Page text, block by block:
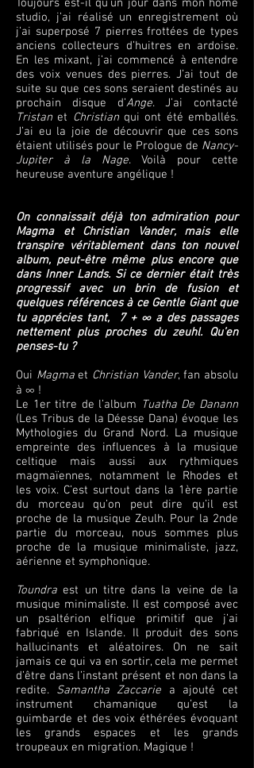
Toujours est-il qu’un jour dans mon home
studio, j’ai réalisé un enregistrement où
j’ai superposé 7 pierres frottées de types
anciens collecteurs d’huitres en ardoise.
En les mixant, j’ai commencé à entendre
des voix venues des pierres. J’ai tout de
suite su que ces sons seraient destinés au
prochain disque d’Ange. J’ai contacté
Tristan et Christianqui ont été emballés.
J’ai eu la joie de découvrir que ces sons
étaient utilisés pour le Prologue de Nancy-
Jupiter à la Nage. Voilà pour cette
heureuse aventure angélique !
On connaissait déjà ton admiration pour
Magma et Christian Vander, mais elle
transpire véritablement dans ton nouvel
album, peut-être même plus encore que
dans Inner Lands. Si ce dernier était très
progressif avec un brin de fusion et
quelques références à ce Gentle Giant que
tu apprécies tant, 7 + ∞ a des passages
nettement plus proches du zeuhl. Qu’en
penses-tu ?
Oui Magmaet Christian Vander, fan absolu
à ∞ !
Le 1er titre de l’album Tuatha De Danann
(Les Tribus de la Déesse Dana) évoque les
Mythologies du Grand Nord. La musique
empreinte des influences à la musique
celtique mais aussi aux rythmiques
magmaïennes, notamment le Rhodes et
les voix. C’est surtout dans la 1ère partie
du morceau qu’on peut dire qu’il est
proche de la musique Zeulh. Pour la 2nde
partie du morceau, nous sommes plus
proche de la musique minimaliste, jazz,
aérienne et symphonique.
Toundra est un titre dans la veine de la
musique minimaliste. Il est composé avec
un psaltérion elfique primitif que j’ai
fabriqué en Islande. Il produit des sons
hallucinants et aléatoires. On ne sait
jamais ce qui va en sortir, cela me permet
d’être dans l’instant présent et non dans la
redite. Samantha Zaccarie a ajouté cet
instrument chamanique qu’est la
guimbarde et des voix éthérées évoquant
les grands espaces et les grands
troupeaux en migration. Magique !